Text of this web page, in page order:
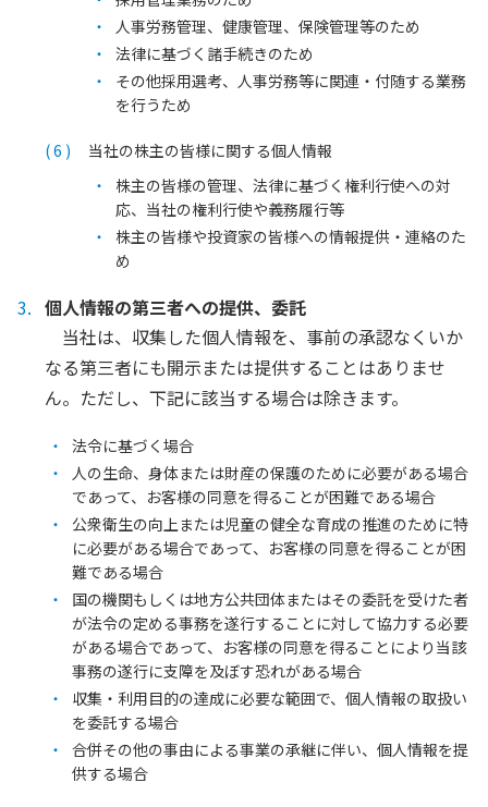
人事労務管理、健康管理、保険管理等のため
法律に基づく諸手続きのため
その他採用選考、人事労務等に関連・付随する業務
を行うため
当社の株主の皆様に関する個人情報
株主の皆様の管理、法律に基づく権利行使への対
応、当社の権利行使や義務履行等
株主の皆様や投資家の皆様への情報提供・連絡のた
め
個人情報の第三者への提供、委託
当社は、収集した個人情報を、事前の承認なくいか
なる第三者にも開示または提供することはありませ
ん。ただし、下記に該当する場合は除きます。
法令に基づく場合
人の生命、身体または財産の保護のために必要がある場合
であって、お客様の同意を得ることが困難である場合
公衆衛生の向上または児童の健全な育成の推進のために特
に必要がある場合であって、お客様の同意を得ることが困
難である場合
国の機関もしくは地方公共団体またはその委託を受けた者
が法令の定める事務を遂行することに対して協力する必要
がある場合であって、お客様の同意を得ることにより当該
事務の遂行に支障を及ぼす恐れがある場合
収集・利用目的の達成に必要な範囲で、個人情報の取扱い
を委託する場合
合併その他の事由による事業の承継に伴い、個人情報を提
供する場合